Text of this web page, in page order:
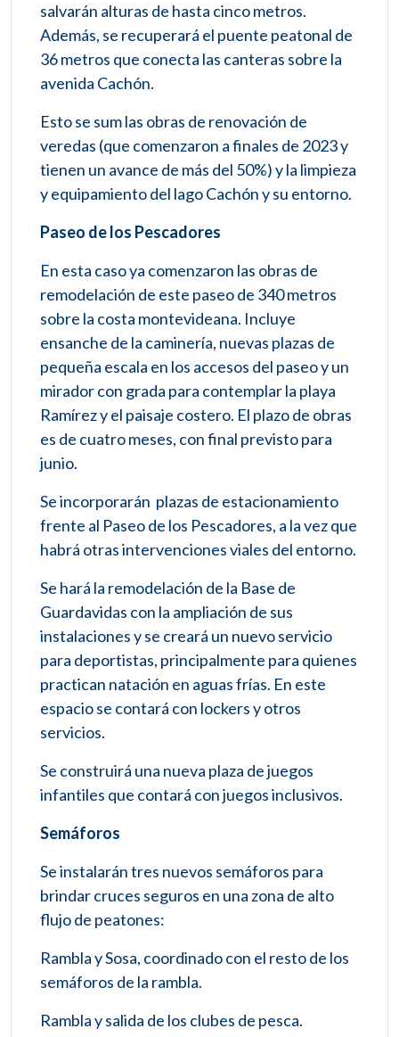
salvarán alturas de hasta cinco metros.
Además, se recuperará el puente peatonal de
36 metros que conecta las canteras sobre la
avenida Cachón.
Esto se sum las obras de renovación de
veredas (que comenzaron a finales de 2023 y
tienen un avance de más del 50%) y la limpieza
y equipamiento del lago Cachón y su entorno.
Paseo de los Pescadores
En esta caso ya comenzaron las obras de
remodelación de este paseo de 340 metros
sobre la costa montevideana. Incluye
ensanche de la caminería, nuevas plazas de
pequeña escala en los accesos del paseo y un
mirador con grada para contemplar la playa
Ramírez y el paisaje costero. El plazo de obras
es de cuatro meses, con final previsto para
junio.
Se incorporarán plazas de estacionamiento
frente al Paseo de los Pescadores, a la vez que
habrá otras intervenciones viales del entorno.
Se hará la remodelación de la Base de
Guardavidas con la ampliación de sus
instalaciones y se creará un nuevo servicio
para deportistas, principalmente para quienes
practican natación en aguas frías. En este
espacio se contará con lockers y otros
servicios.
Se construirá una nueva plaza de juegos
infantiles que contará con juegos inclusivos.
Semáforos
Se instalarán tres nuevos semáforos para
brindar cruces seguros en una zona de alto
flujo de peatones:
Rambla y Sosa, coordinado con el resto de los
semáforos de la rambla.
Rambla y salida de los clubes de pesca.